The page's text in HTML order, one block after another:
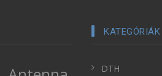
KATEGÓRIÁK
DTH